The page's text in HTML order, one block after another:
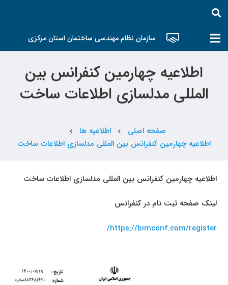
سازمان نظام مهندسی ساختمان استان مرکزی
اطلاعیه چهارمین کنفرانس بین
المللی مدلسازی اطلاعات ساخت
صفحه اصلی chevron_left اطلاعیه ها chevron_left
اطلاعیه چهارمین کنفرانس بین المللی مدلسازی اطلاعات ساخت
اطلاعیه چهارمین کنفرانس بین المللی مدلسازی اطلاعات ساخت
لینک صفحه ثبت نام در کنفرانس
https://bimconf.com/register
/